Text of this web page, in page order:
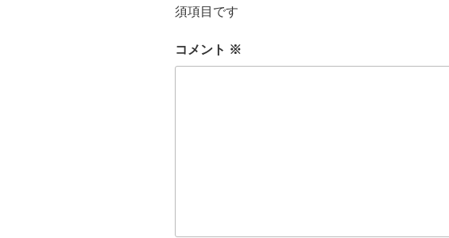
須項目です
コメント ※